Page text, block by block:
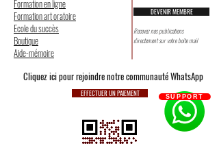
Formation en ligne
Formation art oratoire
Ecole du succès
Boutique
Aide-mémoire
DEVENIR MEMBRE
Recevez nos publications
directement sur votre boite mail
Cliquez ici pour rejoindre notre communauté WhatsApp
EFFECTUER UN PAIEMENT SUPPORT